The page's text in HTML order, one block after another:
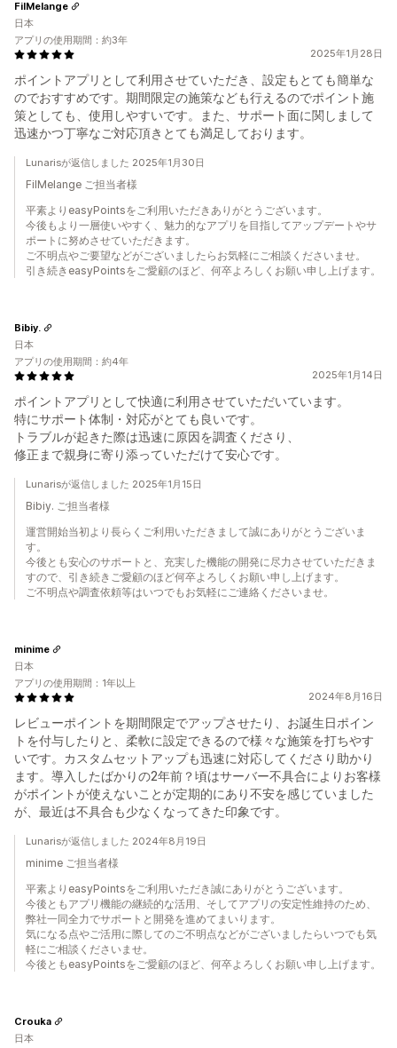
2025年1月28日
ポイントアプリとして利用させていただき、設定もとても簡単な
のでおすすめです。期間限定の施策なども行えるのでポイント施
策としても、使用しやすいです。また、サポート面に関しまして
迅速かつ丁寧なご対応頂きとても満足しております。
FilMelange
日本
アプリの使用期間：約3年
Lunarisが返信しました 2025年1月30日
FilMelange ご担当者様
平素よりeasyPointsをご利用いただきありがとうございます。
今後もより一層使いやすく、魅力的なアプリを目指してアップデートやサ
ポートに努めさせていただきます。
ご不明点やご要望などがございましたらお気軽にご相談くださいませ。
引き続きeasyPointsをご愛顧のほど、何卒よろしくお願い申し上げます。
2025年1月14日
ポイントアプリとして快適に利用させていただいています。
特にサポート体制・対応がとても良いです。
トラブルが起きた際は迅速に原因を調査くださり、
修正まで親身に寄り添っていただけて安心です。
Bibiy.
日本
アプリの使用期間：約4年
Lunarisが返信しました 2025年1月15日
Bibiy. ご担当者様
運営開始当初より長らくご利用いただきまして誠にありがとうございま
す。
今後とも安心のサポートと、充実した機能の開発に尽力させていただきま
すので、引き続きご愛顧のほど何卒よろしくお願い申し上げます。
ご不明点や調査依頼等はいつでもお気軽にご連絡くださいませ。
2024年8月16日
レビューポイントを期間限定でアップさせたり、お誕生日ポイン
トを付与したりと、柔軟に設定できるので様々な施策を打ちやす
いです。カスタムセットアップも迅速に対応してくださり助かり
ます。導入したばかりの2年前？頃はサーバー不具合によりお客様
がポイントが使えないことが定期的にあり不安を感じていました
が、最近は不具合も少なくなってきた印象です。
minime
日本
アプリの使用期間：1年以上
Lunarisが返信しました 2024年8月19日
minime ご担当者様
平素よりeasyPointsをご利用いただき誠にありがとうございます。
今後ともアプリ機能の継続的な活用、そしてアプリの安定性維持のため、
弊社一同全力でサポートと開発を進めてまいります。
気になる点やご活用に際してのご不明点などがございましたらいつでも気
軽にご相談くださいませ。
今後ともeasyPointsをご愛顧のほど、何卒よろしくお願い申し上げます。
Crouka
日本